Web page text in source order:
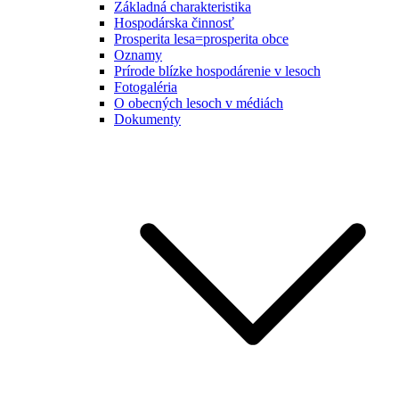
Základná charakteristika
Hospodárska činnosť
Prosperita lesa=prosperita obce
Oznamy
Prírode blízke hospodárenie v lesoch
Fotogaléria
O obecných lesoch v médiách
Dokumenty